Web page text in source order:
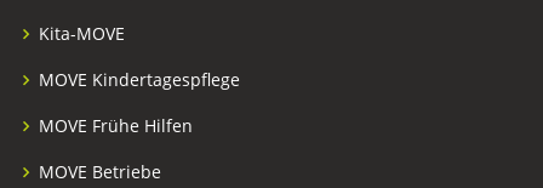
Kita-MOVE
MOVE Kindertagespflege
MOVE Frühe Hilfen
MOVE Betriebe